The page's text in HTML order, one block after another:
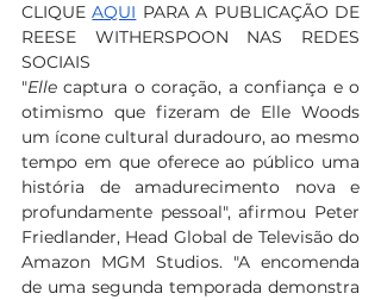
CLIQUE AQUI PARA A PUBLICAÇÃO DE
REESE WITHERSPOON NAS REDES
SOCIAIS
"Elle captura o coração, a confiança e o
otimismo que fizeram de Elle Woods
um ícone cultural duradouro, ao mesmo
tempo em que oferece ao público uma
história de amadurecimento nova e
profundamente pessoal", afirmou Peter
Friedlander, Head Global de Televisão do
Amazon MGM Studios. "A encomenda
de uma segunda temporada demonstra